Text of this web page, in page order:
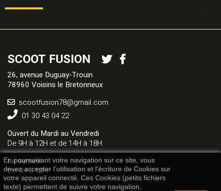
SCOOT FUSION
26, avenue Duguay-Trouin
78960 Voisins le Bretonneux
scootfusion78@gmail.com
01 30 43 04 22
Ouvert du Mardi au Vendredi
De 9H à 12H et de 14H à 18H
Le samedi
De 9H à 13H
En poursuivant votre navigation sur ce site, vous
devez accepter l’utilisation et l'écriture de Cookies sur
votre appareil connecté. Ces Cookies (petits fichiers
texte) permettent de suivre votre navigation,